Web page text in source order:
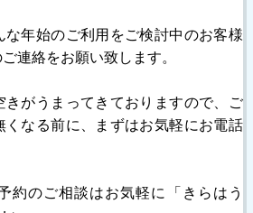
年始のご利用をご検討中のお客様
連絡をお願い致します。
がうまってきておりますので、ご
なる前に、まずはお気軽にお電話
約のご相談はお気軽に「きらはう